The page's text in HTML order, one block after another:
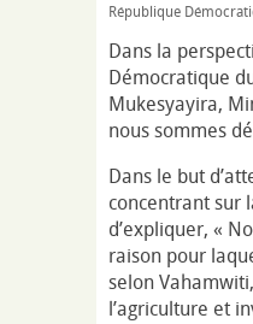
République
Dans la
Démocratique
Mukesyayira,
nous sommes
Dans le but
concentrant sur
d’expliquer, «
raison pour
selon
l’agriculture et